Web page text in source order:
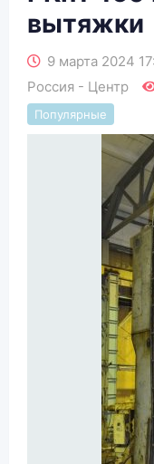
вытяжки
9 марта 2024
Россия - Центр
Популярные